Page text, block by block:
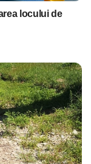
locului de